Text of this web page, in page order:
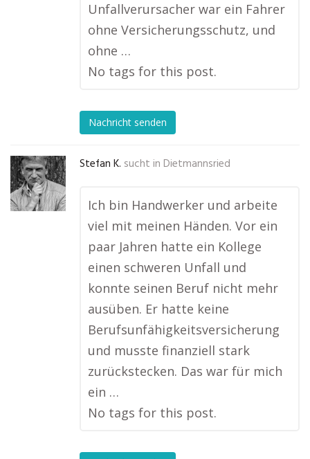
Unfallverursacher war ein Fahrer
ohne Versicherungsschutz, und
ohne …
No tags for this post.
Nachricht senden
Stefan K. sucht in Dietmannsried
Ich bin Handwerker und arbeite
viel mit meinen Händen. Vor ein
paar Jahren hatte ein Kollege
einen schweren Unfall und
konnte seinen Beruf nicht mehr
ausüben. Er hatte keine
Berufsunfähigkeitsversicherung
und musste finanziell stark
zurückstecken. Das war für mich
ein …
No tags for this post.